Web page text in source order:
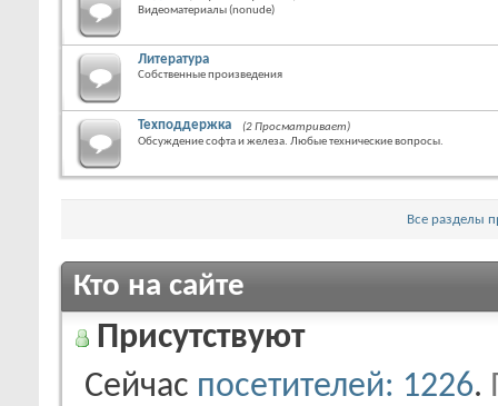
Видеоматериалы (nonude)
Литература
Собственные произведения
Техподдержка
(2 Просматривает)
Обсуждение софта и железа. Любые технические вопросы.
Все разделы
Кто на сайте
Присутствуют
Сейчас посетителей: 1226.